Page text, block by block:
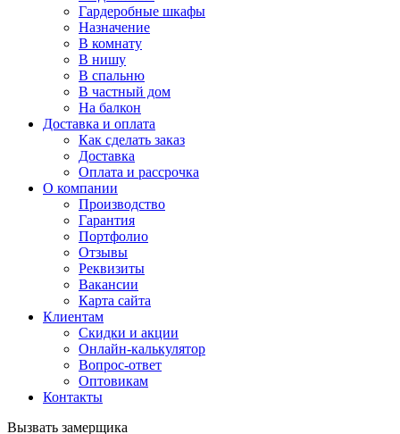
Гардеробные шкафы
Назначение
В комнату
В нишу
В спальню
В частный дом
На балкон
Доставка и оплата
Как сделать заказ
Доставка
Оплата и рассрочка
О компании
Производство
Гарантия
Портфолио
Отзывы
Реквизиты
Вакансии
Карта сайта
Клиентам
Скидки и акции
Онлайн-калькулятор
Вопрос-ответ
Оптовикам
Контакты
Вызвать замерщика